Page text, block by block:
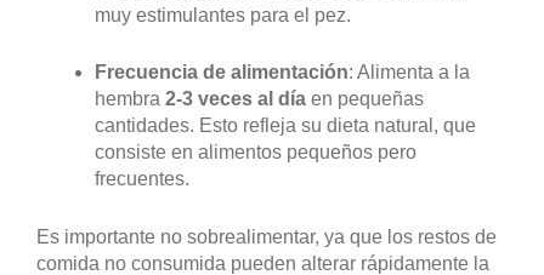
muy estimulantes para el pez.
Frecuencia de alimentación: Alimenta a la
hembra 2-3 veces al día en pequeñas
cantidades. Esto refleja su dieta natural, que
consiste en alimentos pequeños pero
frecuentes.
Es importante no sobrealimentar, ya que los restos de
comida no consumida pueden alterar rápidamente la